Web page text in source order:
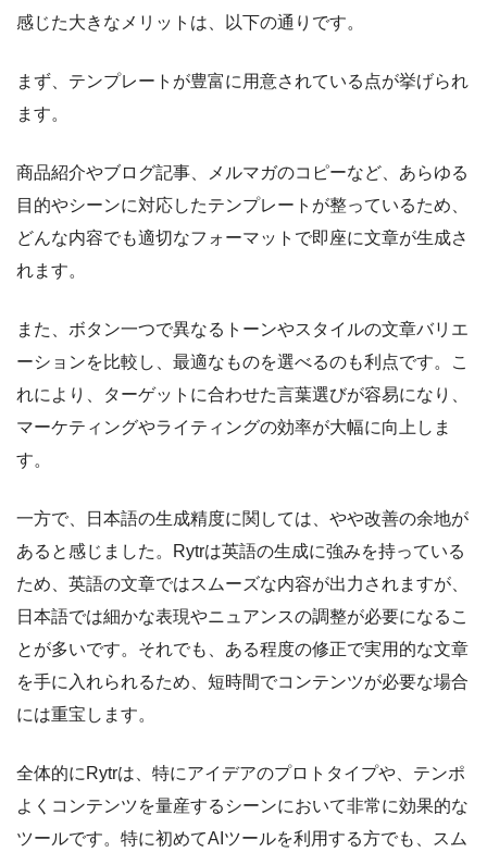
感じた大きなメリットは、以下の通りです。
まず、テンプレートが豊富に用意されている点が挙げられ
ます。
商品紹介やブログ記事、メルマガのコピーなど、あらゆる
目的やシーンに対応したテンプレートが整っているため、
どんな内容でも適切なフォーマットで即座に文章が生成さ
れます。
また、ボタン一つで異なるトーンやスタイルの文章バリエ
ーションを比較し、最適なものを選べるのも利点です。こ
れにより、ターゲットに合わせた言葉選びが容易になり、
マーケティングやライティングの効率が大幅に向上しま
す。
一方で、日本語の生成精度に関しては、やや改善の余地が
あると感じました。Rytrは英語の生成に強みを持っている
ため、英語の文章ではスムーズな内容が出力されますが、
日本語では細かな表現やニュアンスの調整が必要になるこ
とが多いです。それでも、ある程度の修正で実用的な文章
を手に入れられるため、短時間でコンテンツが必要な場合
には重宝します。
全体的にRytrは、特にアイデアのプロトタイプや、テンポ
よくコンテンツを量産するシーンにおいて非常に効果的な
ツールです。特に初めてAIツールを利用する方でも、スム